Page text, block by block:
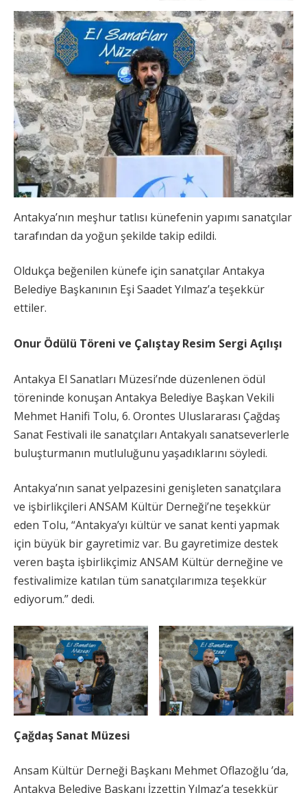
Antakya’nın meşhur tatlısı künefenin yapımı sanatçılar
tarafından da yoğun şekilde takip edildi.
Oldukça beğenilen künefe için sanatçılar Antakya
Belediye Başkanının Eşi Saadet Yılmaz’a teşekkür
ettiler.
Onur Ödülü Töreni ve Çalıştay Resim Sergi Açılışı
Antakya El Sanatları Müzesi’nde düzenlenen ödül
töreninde konuşan Antakya Belediye Başkan Vekili
Mehmet Hanifi Tolu, 6. Orontes Uluslararası Çağdaş
Sanat Festivali ile sanatçıları Antakyalı sanatseverlerle
buluşturmanın mutluluğunu yaşadıklarını söyledi.
Antakya’nın sanat yelpazesini genişleten sanatçılara
ve işbirlikçileri ANSAM Kültür Derneği’ne teşekkür
eden Tolu, “Antakya’yı kültür ve sanat kenti yapmak
için büyük bir gayretimiz var. Bu gayretimize destek
veren başta işbirlikçimiz ANSAM Kültür derneğine ve
festivalimize katılan tüm sanatçılarımıza teşekkür
ediyorum.” dedi.
Çağdaş Sanat Müzesi
Ansam Kültür Derneği Başkanı Mehmet Oflazoğlu ’da,
Antakya Belediye Başkanı İzzettin Yılmaz’a teşekkür